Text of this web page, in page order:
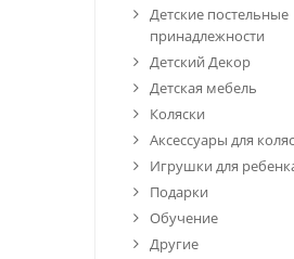
Детские постельные
принадлежности
Детский Декор
Детская мебель
Коляски
Аксессуары для
Игрушки для
Подарки
Обучение
Другие